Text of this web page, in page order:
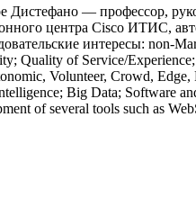
Дистефано — профессор,
центра Cisco ИТИС,
интересы: non-
Quality of Service/
Volunteer, Crowd,
Big Data; Software
of several tools such as